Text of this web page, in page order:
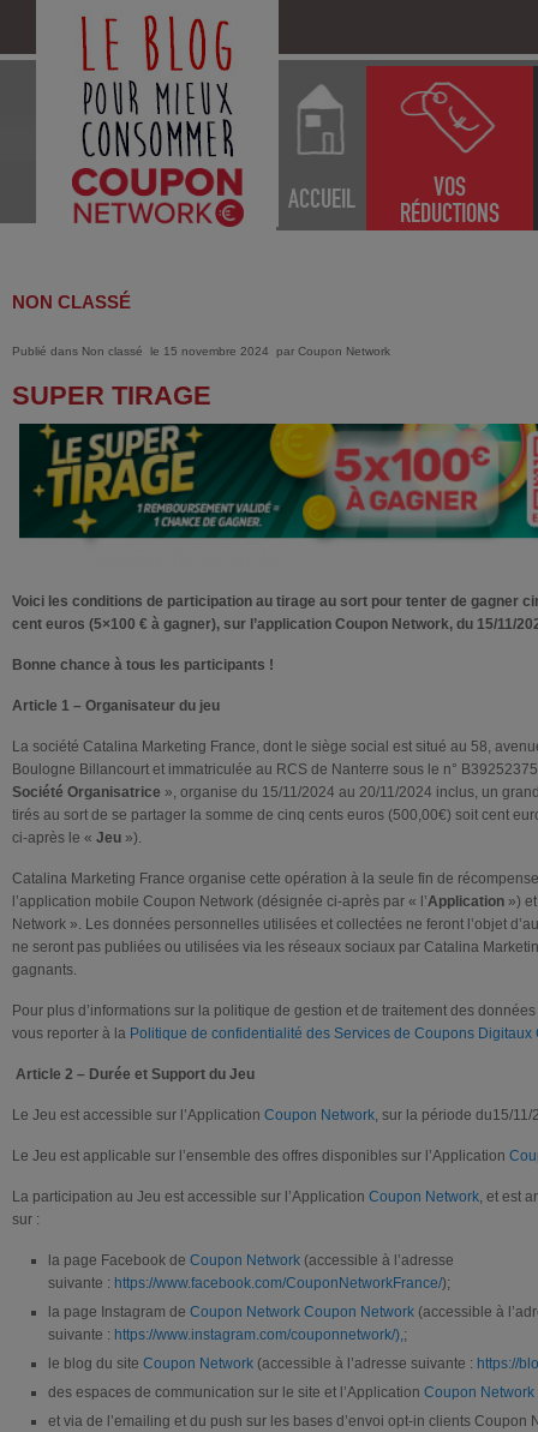
ACCUEIL
VOS
RÉDUCTIONS
NON CLASSÉ
Publié dans Non classé le 15 novembre 2024 par Coupon Network
SUPER TIRAGE
Voici les conditions de participation au tirage au sort pour tenter de gagner
cent euros (5×100 € à gagner), sur l’application Coupon Network, du 15/11/
Bonne chance à tous les participants !
Article 1 – Organisateur du jeu
La société Catalina Marketing France, dont le siège social est situé au 58,
Boulogne Billancourt et immatriculée au RCS de Nanterre sous le n°
Société Organisatrice », organise du 15/11/2024 au 20/11/2024 inclus, un
tirés au sort de se partager la somme de cinq cents euros (500,00€) soit cent
ci-après le « Jeu »).
Catalina Marketing France organise cette opération à la seule fin de
l’application mobile Coupon Network (désignée ci-après par « l’Application »)
Network ». Les données personnelles utilisées et collectées ne feront l’objet
ne seront pas publiées ou utilisées via les réseaux sociaux par Catalina
gagnants.
Pour plus d’informations sur la politique de gestion et de traitement des
vous reporter à la Politique de confidentialité des Services de Coupons Digitaux
Article 2 – Durée et Support du Jeu
Le Jeu est accessible sur l’Application Coupon Network, sur la période du15/
Le Jeu est applicable sur l’ensemble des offres disponibles sur l’Application
La participation au Jeu est accessible sur l’Application Coupon Network, et est
sur :
la page Facebook de Coupon Network (accessible à l’adresse
suivante : https://www.facebook.com/CouponNetworkFrance/);
la page Instagram de Coupon Network Coupon Network (accessible à
suivante : https://www.instagram.com/couponnetwork/),;
le blog du site Coupon Network (accessible à l’adresse suivante : https://
des espaces de communication sur le site et l’Application Coupon Network
et via de l’emailing et du push sur les bases d’envoi opt-in clients Coupon